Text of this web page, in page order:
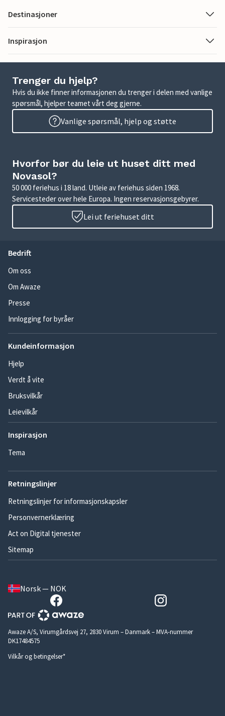
Destinasjoner
Inspirasjon
Trenger du hjelp?
Hvis du ikke finner informasjonen du trenger i delen med vanlige
spørsmål, hjelper teamet vårt deg gjerne.
Vanlige spørsmål, hjelp og støtte
Hvorfor bør du leie ut huset ditt med
Novasol?
50 000 feriehus i 18 land. Utleie av feriehus siden 1968.
Servicesteder over hele Europa. Ingen reservasjonsgebyrer.
Lei ut feriehuset ditt
Bedrift
Om oss
Om Awaze
Presse
Innlogging for byråer
Kundeinformasjon
Hjelp
Verdt å vite
Bruksvilkår
Leievilkår
Inspirasjon
Tema
Retningslinjer
Retningslinjer for informasjonskapsler
Personvernerklæring
Act on Digital tjenester
Sitemap
Norsk — NOK
Awaze A/S, Virumgårdsvej 27, 2830 Virum – Danmark – MVA-nummer
DK17484575
Vilkår og betingelser*